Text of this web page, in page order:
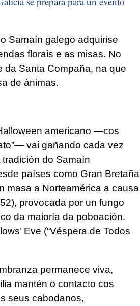
Samaín galego adquirise
florais e as misas. No
da Santa Compaña, na que
de ánimas.
americano —cos
vai gañando cada vez
do Samaín
países como Gran Bretaña
masa a Norteamérica a causa
provocada por un fungo
da maioría da poboación.
Eve (“Véspera de Todos
permanece viva,
mantén o contacto cos
seus cabodanos,